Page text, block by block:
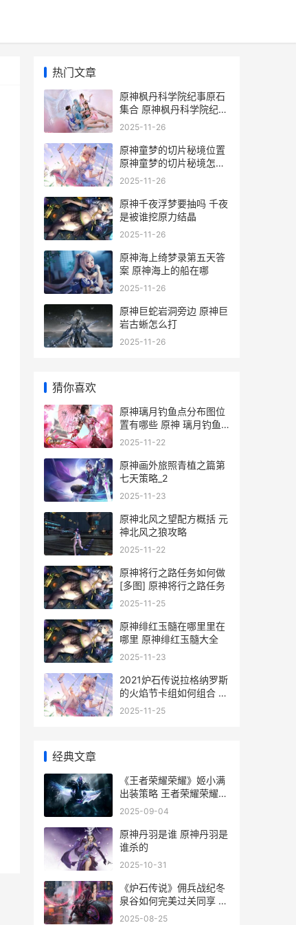
热门文章
原神枫丹科学院纪事原石
集合 原神枫丹科学院纪事
取回冷凝部件
2025-11-26
原神童梦的切片秘境位置
原神童梦的切片秘境怎么
开
2025-11-26
原神千夜浮梦要抽吗 千夜
是被谁挖原力结晶
2025-11-26
原神海上绮梦录第五天答
案 原神海上的船在哪
2025-11-26
原神巨蛇岩洞旁边 原神巨
岩古蜥怎么打
2025-11-26
猜你喜欢
原神璃月钓鱼点分布图位
置有哪些 原神 璃月钓鱼
点
2025-11-22
原神画外旅照青植之篇第
七天策略_2
2025-11-23
原神北风之望配方概括 元
神北风之狼攻略
2025-11-22
原神将行之路任务如何做
[多图] 原神将行之路任务
2025-11-25
原神绯红玉髓在哪里里在
哪里 原神绯红玉髓大全
2025-11-23
2021炉石传说拉格纳罗斯
的火焰节卡组如何组合 炉
石拉术
2025-11-25
经典文章
《王者荣耀荣耀》姬小满
出装策略 王者荣耀荣耀印
记多少星
2025-09-04
原神丹羽是谁 原神丹羽是
谁杀的
2025-10-31
《炉石传说》佣兵战纪冬
泉谷如何完美过关同享 炉
石传说佣兵之书谜题
2025-08-25